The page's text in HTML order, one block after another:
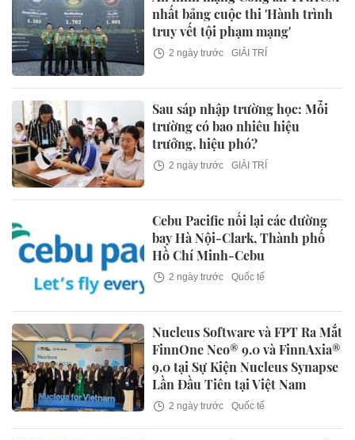
nhất bảng cuộc thi 'Hành trình
truy vết tội phạm mạng'
2 ngày trước GIẢI TRÍ
Sau sáp nhập trường học: Mỗi
trường có bao nhiêu hiệu
trưởng, hiệu phó?
2 ngày trước GIẢI TRÍ
Cebu Pacific nối lại các đường
bay Hà Nội-Clark, Thành phố
Hồ Chí Minh-Cebu
2 ngày trước Quốc tế
Nucleus Software và FPT Ra Mắt
FinnOne Neo® 9.0 và FinnAxia®
9.0 tại Sự Kiện Nucleus Synapse
Lần Đầu Tiên tại Việt Nam
2 ngày trước Quốc tế